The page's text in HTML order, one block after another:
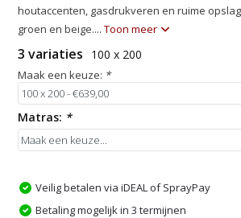
houtaccenten, gasdrukveren en ruime
groen en beige....Toon meer
3 variaties 100 x 200
Maak een keuze: *
Matras: *
Veilig betalen via iDEAL of SprayPay
Betaling mogelijk in 3 termijnen